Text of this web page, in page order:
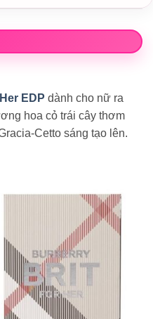
EDP dành cho nữ ra
hoa cỏ trái cây thơm
Cetto sáng tạo lên.